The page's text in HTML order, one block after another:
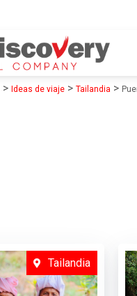
> Ideas de viaje > Tailandia >
Tailandia